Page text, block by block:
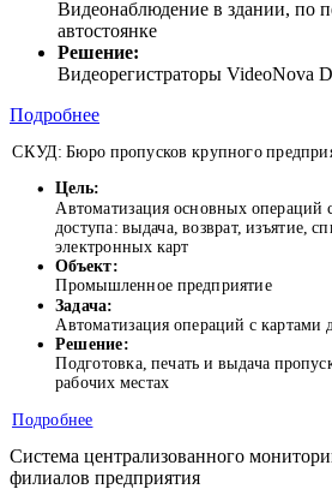
Видеонаблюдение в здании, по
автостоянке
Решение:
Видеорегистраторы VideoNova
Подробнее
СКУД: Бюро пропусков крупного
Цель:
Автоматизация основных операций
доступа: выдача, возврат, изъятие,
электронных карт
Объект:
Промышленное предприятие
Задача:
Автоматизация операций с картами
Решение:
Подготовка, печать и выдача
рабочих местах
Подробнее
Система централизованного
филиалов предприятия